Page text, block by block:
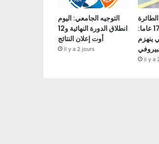
التوجيه الجامعي: اليوم
انطلاق الدورة النهائية و12
أوت إعلان النتائج
il y a 2 jours
فتيات تحت 17 عاما:
ينهزم
il y a